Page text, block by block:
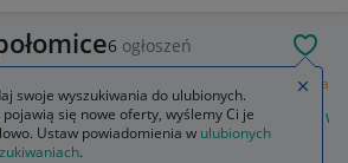
6 ogłoszeń
Wiertła
wiertła do metalu wiertła do drewna
swoje wyszukiwania do ulubionych.
pojawią się nowe oferty, wyślemy Ci je
Ustaw powiadomienia w ulubionych
.